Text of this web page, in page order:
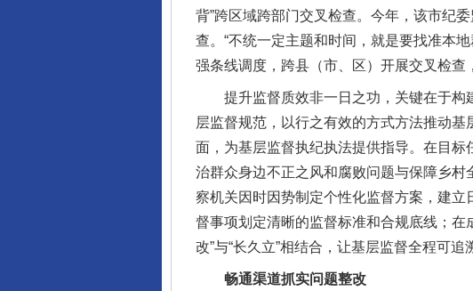
背”跨区域跨部门交叉检查。今年，该市纪
查。“不统一定主题和时间，就是要找准本
强条线调度，跨县（市、区）开展交叉检查
提升监督质效非一日之功，关键在于构
层监督规范，以行之有效的方式方法推动
面，为基层监督执纪执法提供指导。在目
治群众身边不正之风和腐败问题与保障乡
察机关因时因势制定个性化监督方案，建
督事项划定清晰的监督标准和合规底线；
改”与“长久立”相结合，让基层监督全程可追
畅通渠道抓实问题整改
网上购药对药下症？